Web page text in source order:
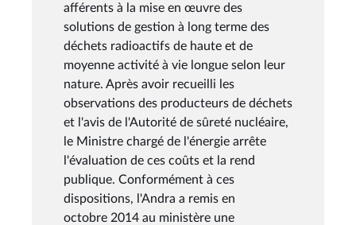
afférents à la mise en œuvre des
solutions de gestion à long terme des
déchets radioactifs de haute et de
moyenne activité à vie longue selon leur
nature. Après avoir recueilli les
observations des producteurs de déchets
et l'avis de l'Autorité de sûreté nucléaire,
le Ministre chargé de l'énergie arrête
l'évaluation de ces coûts et la rend
publique. Conformément à ces
dispositions, l'Andra a remis en
octobre 2014 au ministère une